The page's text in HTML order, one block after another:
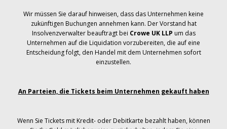
Wir müssen Sie darauf hinweisen, dass das Unternehmen keine
zukünftigen Buchungen annehmen kann. Der Vorstand hat
Insolvenzverwalter beauftragt bei Crowe UK LLP um das
Unternehmen auf die Liquidation vorzubereiten, die auf eine
Entscheidung folgt, den Handel mit dem Unternehmen sofort
einzustellen.
An Parteien, die Tickets beim Unternehmen gekauft haben
Wenn Sie Tickets mit Kredit- oder Debitkarte bezahlt haben, können